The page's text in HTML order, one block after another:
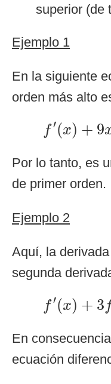
superior (de
Ejemplo 1
En la siguiente
orden más alto
f′(x) + 9
f x + 9x
Por lo tanto, es
de primer orden.
Ejemplo 2
Aquí, la
segunda
f′(x) + 3
′( x +3
En
ecuación